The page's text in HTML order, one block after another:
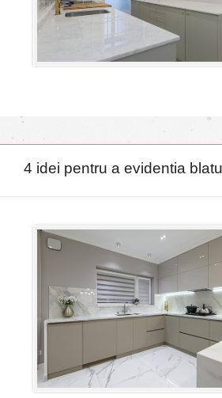
4 idei pentru a evidentia